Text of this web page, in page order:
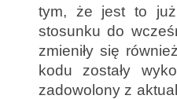
tym, że jest to
stosunku do
zmieniły się
kodu zostały
zadowolony z